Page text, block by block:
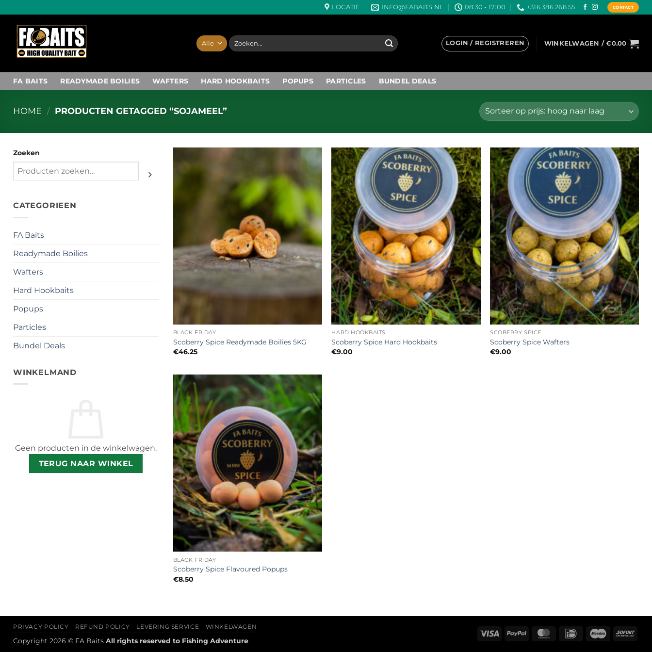
naar
inhoud
LOCATIE INFO@FABAITS.NL 08:30 - 17:00 +316 386 268 55 CONTACT
Zoeken
naar:
LOGIN / REGISTREREN WINKELWAGEN /€0.00
FA BAITS READYMADE BOILIES WAFTERS HARD HOOKBAITS POPUPS PARTICLES BUNDEL DEALS
HOME / PRODUCTEN GETAGGED “SOJAMEEL”
Zoeken
CATEGORIEEN
FA Baits
Readymade Boilies
Wafters
Hard Hookbaits
Popups
Particles
Bundel Deals
WINKELMAND
Geen producten in de winkelwagen.
TERUG NAAR WINKEL
Toevoegen
aan
wenslijst
BLACK FRIDAY
Scoberry Spice Readymade Boilies 5KG
€46.25
Toevoegen
aan
wenslijst
+
HARD HOOKBAITS
Scoberry Spice Hard Hookbaits
€9.00
Toevoegen
wenslijst
+
SCOBERRY SPICE
Scoberry Spice Wafters
€9.00
Toevoegen
aan
wenslijst
+
BLACK FRIDAY
Scoberry Spice Flavoured Popups
€8.50
Visa PayPal MasterCard
IDeal Maestro
PRIVACY POLICY REFUND POLICY LEVERING SERVICE WINKELWAGEN
Copyright 2026 © FA Baits All rights reserved to Fishing Adventure